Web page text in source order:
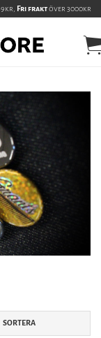
Fri fraktöver 3000kr
SORTERA